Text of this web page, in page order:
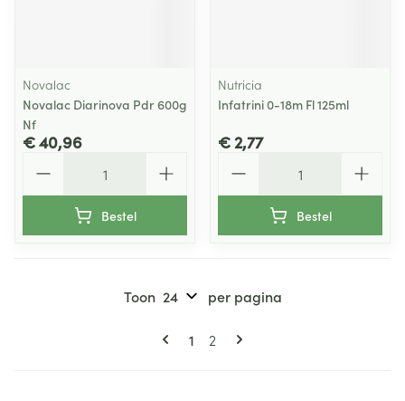
Novalac
Novalac Diarinova Pdr 600g
Nf
€ 40,96
Bestel
Nutricia
Infatrini 0-18m Fl 125ml
€ 2,77
Bestel
Pagina's
U lees momenteel pagina
1 Pagina
2
Toon per pagina